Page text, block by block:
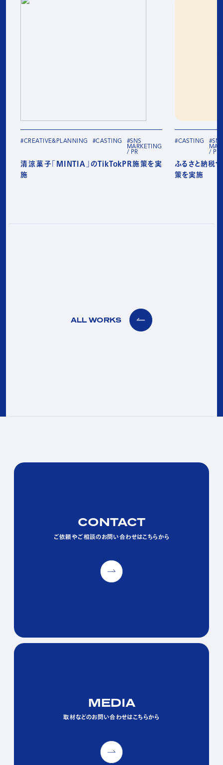
#CREATIVE&PLANNING #CASTING
#SNS
MARKETING
/ PR
清涼菓子「MINTIA」のTikTokPR施策を実
施
#CASTING
#SNS
/ PR
ふるさと納税
策を実施
ALL WORKS
CONTACT
ご依頼やご相談のお問い合わせはこちらから
CONTACT
ご依頼やご相談のお問い合わせはこちらから
CONTACT
ご依頼やご相談のお問い合わせはこちらから
MEDIA
取材などのお問い合わせはこちらから
MEDIA
取材などのお問い合わせはこちらから
MEDIA
取材などのお問い合わせはこちらから